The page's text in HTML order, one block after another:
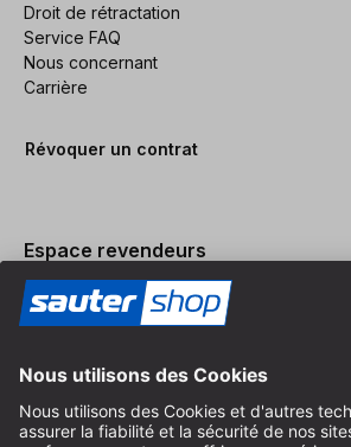
Droit de rétractation
Service FAQ
Nous concernant
Carrière
Révoquer un contrat
Espace revendeurs
Devenir revendeur